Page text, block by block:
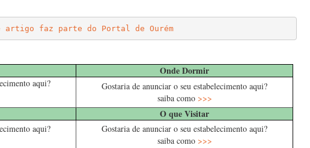
artigo faz parte do Portal de Ourém
Onde Dormir
aqui?
Gostaria de anunciar o seu estabelecimento aqui?
saiba como >>>
O que Visitar
aqui?
Gostaria de anunciar o seu estabelecimento aqui?
saiba como >>>